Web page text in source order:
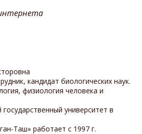
кандидат биологических наук.
физиология человека и
университет в
Таш» работает с 1997 г.